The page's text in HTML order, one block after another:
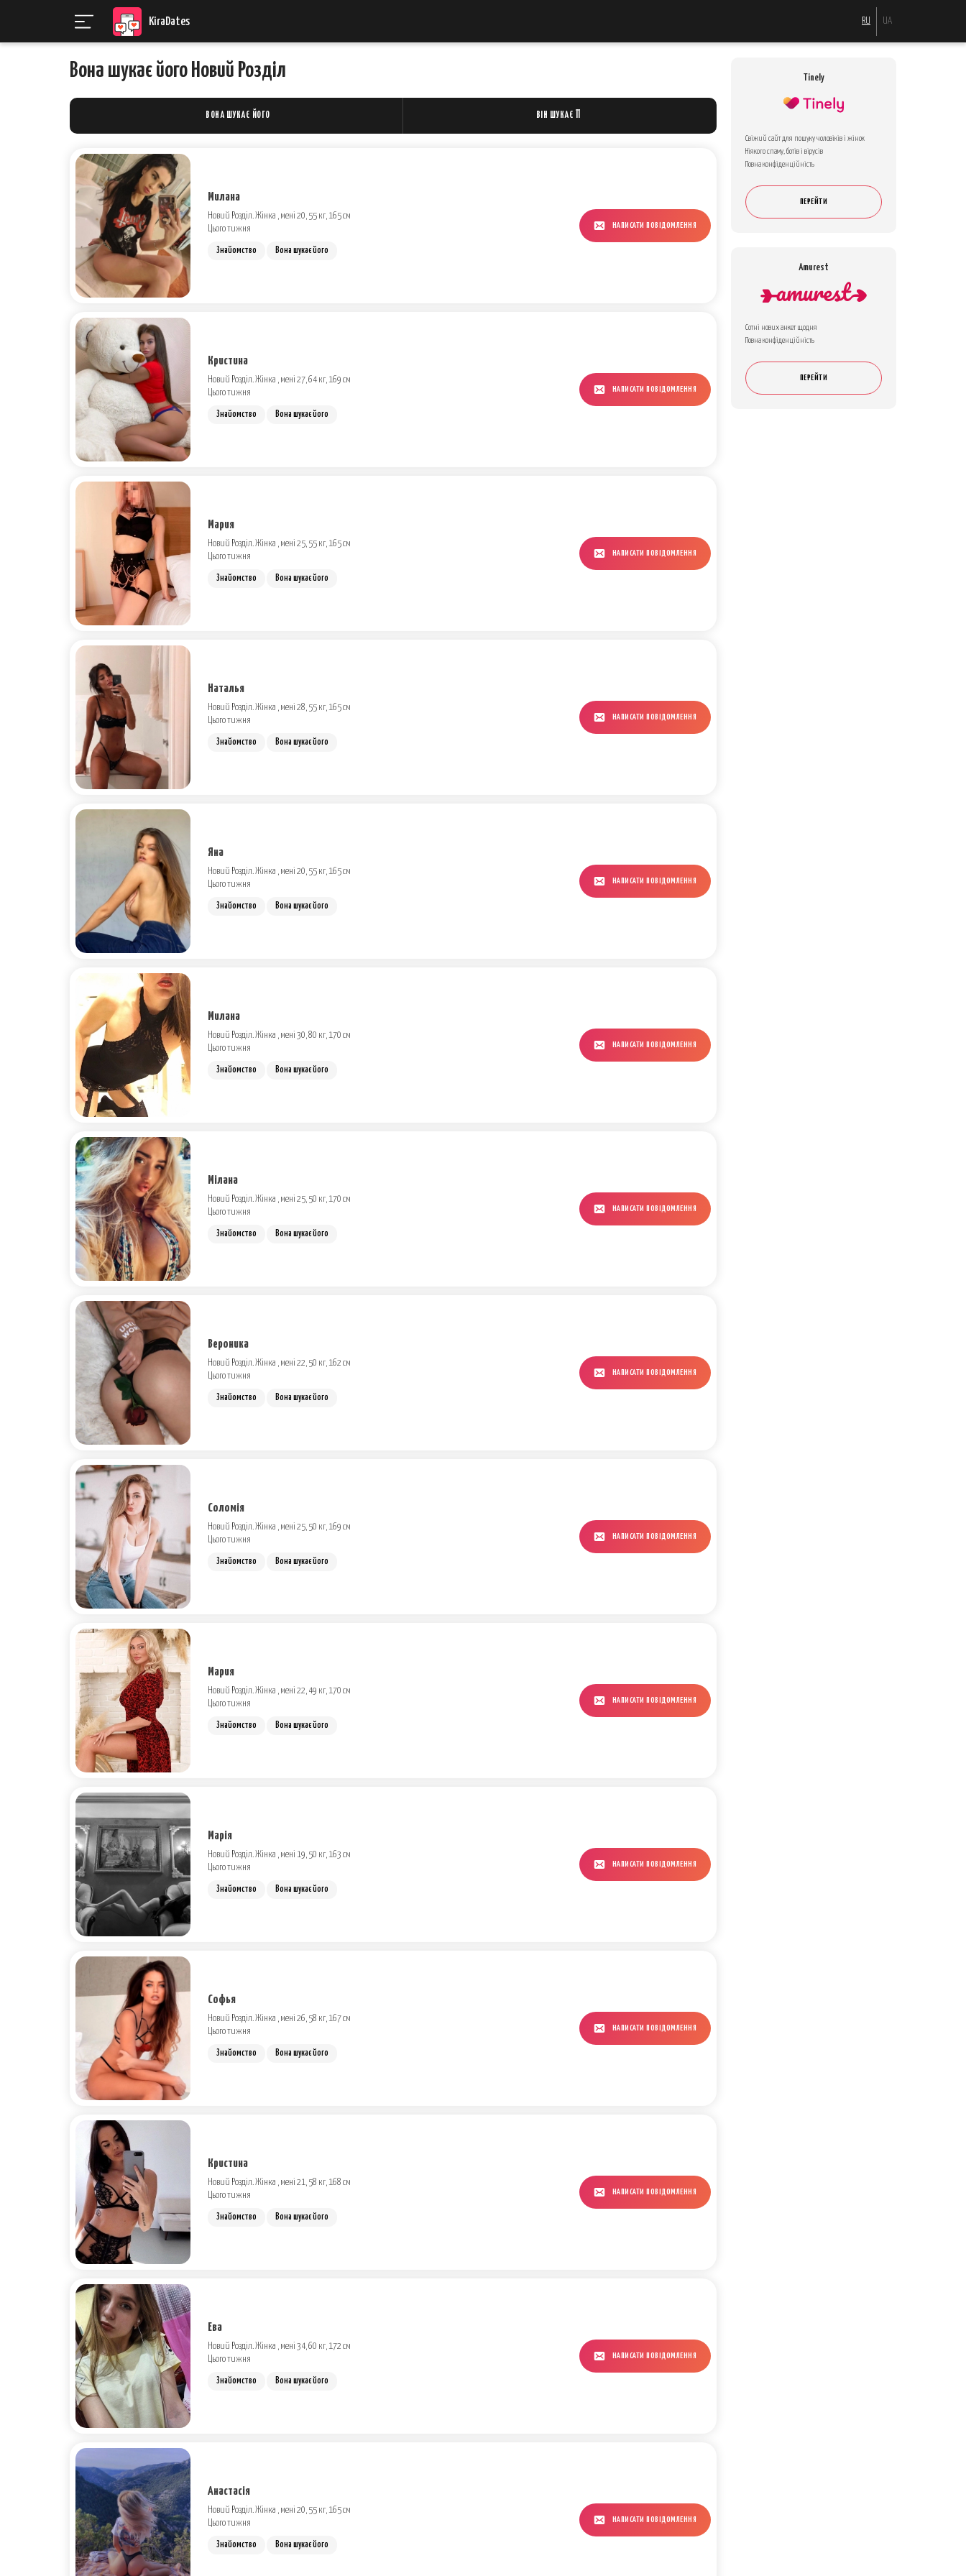
KiraDates RU UA
Вона шукає його Новий Розділ
ВОНА ШУКАЄ ЙОГО ВІН ШУКАЄ ЇЇ
Милана
Новий Розділ. Жінка , мені 20, 55 кг, 165 см
Цього тижня
Знайомство Вона шукає його
НАПИСАТИ ПОВІДОМЛЕННЯ
Кристина
Новий Розділ. Жінка , мені 27, 64 кг, 169 см
Цього тижня
Знайомство Вона шукає його
НАПИСАТИ ПОВІДОМЛЕННЯ
Мария
Новий Розділ. Жінка , мені 25, 55 кг, 165 см
Цього тижня
Знайомство Вона шукає його
НАПИСАТИ ПОВІДОМЛЕННЯ
Наталья
Новий Розділ. Жінка , мені 28, 55 кг, 165 см
Цього тижня
Знайомство Вона шукає його
НАПИСАТИ ПОВІДОМЛЕННЯ
Яна
Новий Розділ. Жінка , мені 20, 55 кг, 165 см
Цього тижня
Знайомство Вона шукає його
НАПИСАТИ ПОВІДОМЛЕННЯ
Милана
Новий Розділ. Жінка , мені 30, 80 кг, 170 см
Цього тижня
Знайомство Вона шукає його
НАПИСАТИ ПОВІДОМЛЕННЯ
Мілана
Новий Розділ. Жінка , мені 25, 50 кг, 170 см
Цього тижня
Знайомство Вона шукає його
НАПИСАТИ ПОВІДОМЛЕННЯ
Вероника
Новий Розділ. Жінка , мені 22, 50 кг, 162 см
Цього тижня
Знайомство Вона шукає його
НАПИСАТИ ПОВІДОМЛЕННЯ
Соломія
Новий Розділ. Жінка , мені 25, 50 кг, 169 см
Цього тижня
Знайомство Вона шукає його
НАПИСАТИ ПОВІДОМЛЕННЯ
Мария
Новий Розділ. Жінка , мені 22, 49 кг, 170 см
Цього тижня
Знайомство Вона шукає його
НАПИСАТИ ПОВІДОМЛЕННЯ
Марія
Новий Розділ. Жінка , мені 19, 50 кг, 163 см
Цього тижня
Знайомство Вона шукає його
НАПИСАТИ ПОВІДОМЛЕННЯ
Софья
Новий Розділ. Жінка , мені 26, 58 кг, 167 см
Цього тижня
Знайомство Вона шукає його
НАПИСАТИ ПОВІДОМЛЕННЯ
Кристина
Новий Розділ. Жінка , мені 21, 58 кг, 168 см
Цього тижня
Знайомство Вона шукає його
НАПИСАТИ ПОВІДОМЛЕННЯ
Ева
Новий Розділ. Жінка , мені 34, 60 кг, 172 см
Цього тижня
Знайомство Вона шукає його
НАПИСАТИ ПОВІДОМЛЕННЯ
Анастасія
Новий Розділ. Жінка , мені 20, 55 кг, 165 см
Цього тижня
Знайомство Вона шукає його
НАПИСАТИ ПОВІДОМЛЕННЯ
Tinely
Свіжий сайт для пошуку чоловіків і жінок
Ніякого спаму, ботів і вірусів
Повна конфіденційність
ПЕРЕЙТИ
Amurest
Сотні нових анкет щодня
Повна конфіденційність
ПЕРЕЙТИ